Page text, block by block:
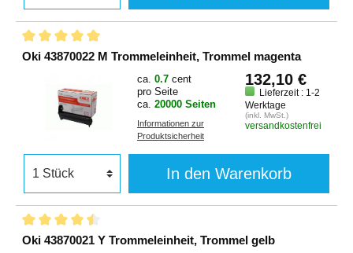
Oki 43870022 M Trommeleinheit, Trommel magenta
ca. 0.7 cent
pro Seite
ca. 20000 Seiten
Informationen zur
Produktsicherheit
132,10 €
Lieferzeit : 1-2
Werktage
(inkl. MwSt.)
versandkostenfrei
In den Warenkorb
Oki 43870021 Y Trommeleinheit, Trommel gelb